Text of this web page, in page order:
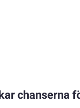
chanserna